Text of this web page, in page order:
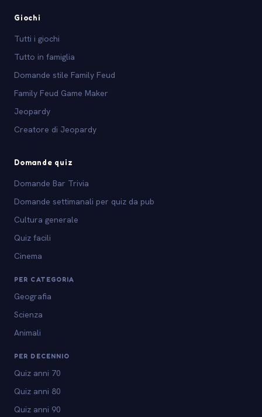
Giochi
Tutti i giochi
Tutto in famiglia
Domande stile Family Feud
Family Feud Game Maker
Jeopardy
Creatore di Jeopardy
Domande quiz
Domande Bar Trivia
Domande settimanali per quiz da pub
Cultura generale
Quiz facili
Cinema
PER CATEGORIA
Geografia
Scienza
Animali
PER DECENNIO
Quiz anni 70
Quiz anni 80
Quiz anni 90